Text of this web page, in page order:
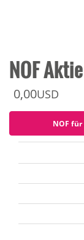
NOF Aktie
0,00USD
NOF für